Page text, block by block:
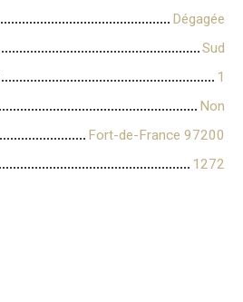
Dégagée
Sud
1
Non
Fort-de-France 97200
1272